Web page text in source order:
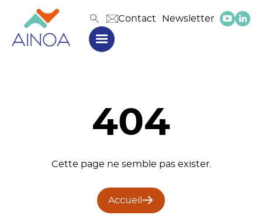
Contact Newsletter
404
Cette page ne semble pas exister.
Accueil